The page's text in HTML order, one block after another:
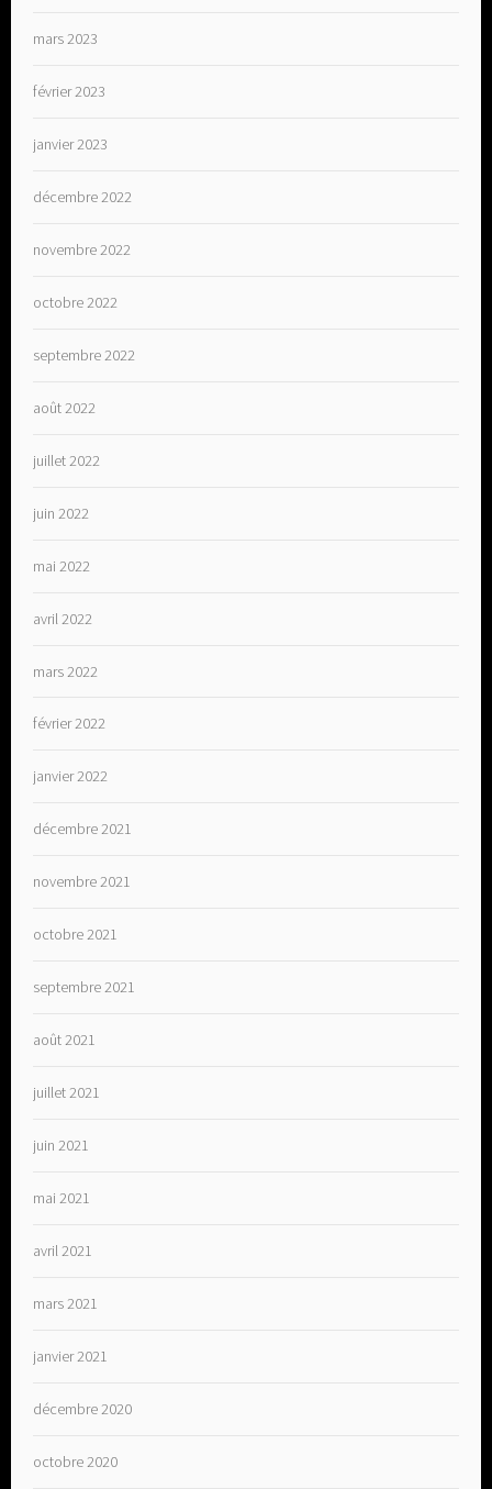
mars 2023
février 2023
janvier 2023
décembre 2022
novembre 2022
octobre 2022
septembre 2022
août 2022
juillet 2022
juin 2022
mai 2022
avril 2022
mars 2022
février 2022
janvier 2022
décembre 2021
novembre 2021
octobre 2021
septembre 2021
août 2021
juillet 2021
juin 2021
mai 2021
avril 2021
mars 2021
janvier 2021
décembre 2020
octobre 2020